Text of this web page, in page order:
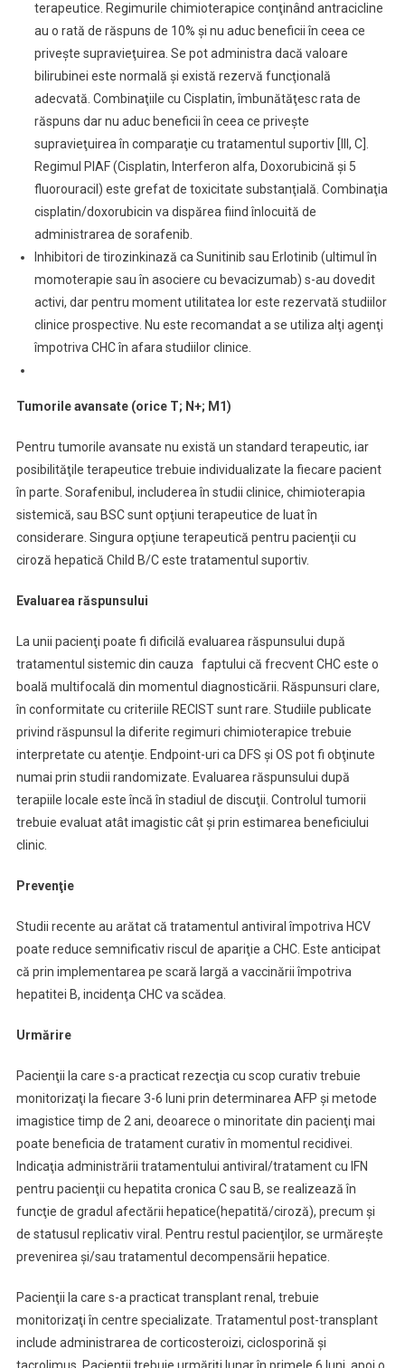
terapeutice. Regimurile chimioterapice conţinând antracicline
au o rată de răspuns de 10% şi nu aduc beneficii în ceea ce
priveşte supravieţuirea. Se pot administra dacă valoare
bilirubinei este normală şi există rezervă funcţională
adecvată. Combinaţiile cu Cisplatin, îmbunătăţesc rata de
răspuns dar nu aduc beneficii în ceea ce priveşte
supravieţuirea în comparaţie cu tratamentul suportiv [III, C].
Regimul PIAF (Cisplatin, Interferon alfa, Doxorubicină şi 5
fluorouracil) este grefat de toxicitate substanţială. Combinaţia
cisplatin/doxorubicin va dispărea fiind înlocuită de
administrarea de sorafenib.
Inhibitori de tirozinkinază ca Sunitinib sau Erlotinib (ultimul în
momoterapie sau în asociere cu bevacizumab) s-au dovedit
activi, dar pentru moment utilitatea lor este rezervată studiilor
clinice prospective. Nu este recomandat a se utiliza alţi agenţi
împotriva CHC în afara studiilor clinice.
Tumorile avansate (orice T; N+; M1)
Pentru tumorile avansate nu există un standard terapeutic, iar
posibilităţile terapeutice trebuie individualizate la fiecare pacient
în parte. Sorafenibul, includerea în studii clinice, chimioterapia
sistemică, sau BSC sunt opţiuni terapeutice de luat în
considerare. Singura opţiune terapeutică pentru pacienţii cu
ciroză hepatică Child B/C este tratamentul suportiv.
Evaluarea răspunsului
La unii pacienţi poate fi dificilă evaluarea răspunsului după
tratamentul sistemic din cauza faptului că frecvent CHC este o
boală multifocală din momentul diagnosticării. Răspunsuri clare,
în conformitate cu criteriile RECIST sunt rare. Studiile publicate
privind răspunsul la diferite regimuri chimioterapice trebuie
interpretate cu atenţie. Endpoint-uri ca DFS şi OS pot fi obţinute
numai prin studii randomizate. Evaluarea răspunsului după
terapiile locale este încă în stadiul de discuţii. Controlul tumorii
trebuie evaluat atât imagistic cât şi prin estimarea beneficiului
clinic.
Prevenţie
Studii recente au arătat că tratamentul antiviral împotriva HCV
poate reduce semnificativ riscul de apariţie a CHC. Este anticipat
că prin implementarea pe scară largă a vaccinării împotriva
hepatitei B, incidenţa CHC va scădea.
Urmărire
Pacienţii la care s-a practicat rezecţia cu scop curativ trebuie
monitorizaţi la fiecare 3-6 luni prin determinarea AFP şi metode
imagistice timp de 2 ani, deoarece o minoritate din pacienţi mai
poate beneficia de tratament curativ în momentul recidivei.
Indicaţia administrării tratamentului antiviral/tratament cu IFN
pentru pacienţii cu hepatita cronica C sau B, se realizează în
funcţie de gradul afectării hepatice(hepatită/ciroză), precum şi
de statusul replicativ viral. Pentru restul pacienţilor, se urmăreşte
prevenirea şi/sau tratamentul decompensării hepatice.
Pacienţii la care s-a practicat transplant renal, trebuie
monitorizaţi în centre specializate. Tratamentul post-transplant
include administrarea de corticosteroizi, ciclosporină şi